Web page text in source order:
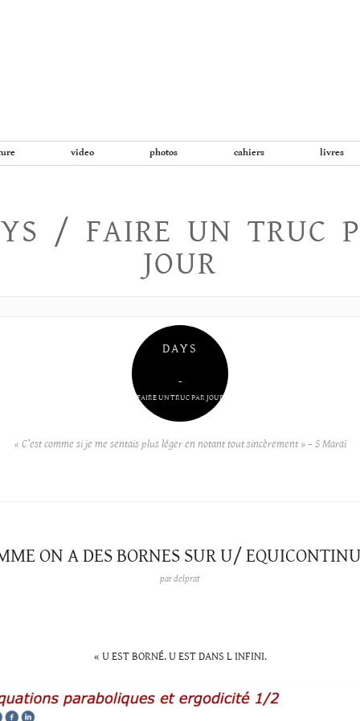
video photos cahiers livres
/ FAIRE UN TRUC
JOUR
DAYS
–
FAIRE UN TRUC PAR JOUR
« C’est comme si je me sentais plus léger en notant tout sincèrement » – S Maraï
ON A DES BORNES SUR U/
pardelprat
« U EST BORNÉ. U EST DANS L INFINI.